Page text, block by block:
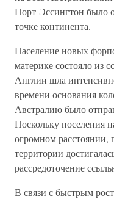
Порт-Эссингтон было
точке континента.
Население новых
материке состояло из
Англии шла
времени основания
Австралию было
Поскольку поселения
огромном расстоянии,
территории
рассредоточение
В связи с быстрым